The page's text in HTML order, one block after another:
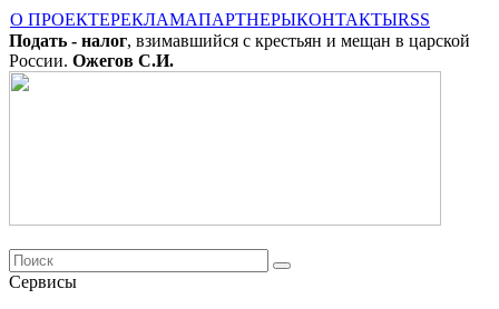
О ПРОЕКТЕРЕКЛАМАПАРТНЕРЫКОНТАКТЫRSS
Подать - налог, взимавшийся с крестьян и мещан в царской
России. Ожегов С.И.
Сервисы